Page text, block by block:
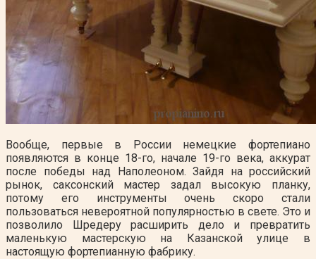
Вообще, первые в России немецкие фортепиано
появляются в конце 18-го, начале 19-го века, аккурат
после победы над Наполеоном. Зайдя на российский
рынок, саксонский мастер задал высокую планку,
потому его инструменты очень скоро стали
пользоваться невероятной популярностью в свете. Это и
позволило Шредеру расширить дело и превратить
маленькую мастерскую на Казанской улице в
настоящую фортепианную фабрику.